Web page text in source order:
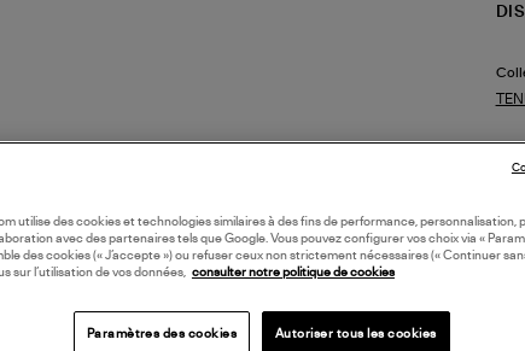
utilise des cookies et technologies similaires à des fins de performance, personnalisation,
avec des partenaires tels que Google. Vous pouvez configurer vos choix via «
des cookies (« J’accepte ») ou refuser ceux non strictement nécessaires (« Continuer
sur l’utilisation de vos données,
consulter notre politique de cookies
Paramètres des cookies Autoriser tous les cookies